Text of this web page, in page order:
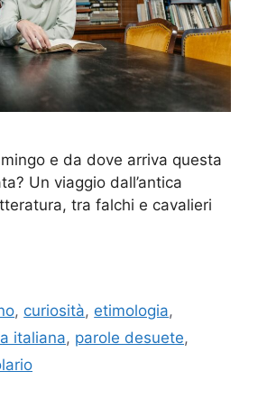
e da dove arriva questa
Un viaggio dall’antica
tra falchi e cavalieri
, curiosità, etimologia,
italiana, parole desuete,